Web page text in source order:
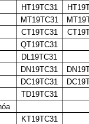
HT19TC31
MT19TC31
CT19TC31
QT19TC31
DL19TC31
DN19TC31
DC19TC31
TD19TC31
KT19TC31